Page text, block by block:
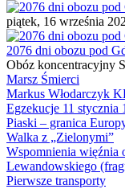
piątek, 16 września
2076 dni obozu pod
Obóz koncentracyjny
Marsz Śmierci
Markus Włodarczyk
Egzekucje 11 stycznia
Piaski – granica
Walka z „Zielonymi”
Wspomnienia więźnia
Lewandowskiego
Pierwsze transporty